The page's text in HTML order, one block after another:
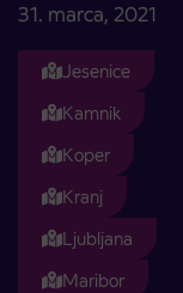
31. marca, 2021
Jesenice
Kamnik
Koper
Kranj
Ljubljana
Maribor